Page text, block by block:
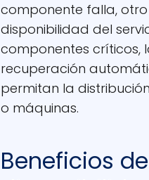
componente falla,
disponibilidad del
componentes críticos,
recuperación
permitan la
o máquinas.
Beneficios